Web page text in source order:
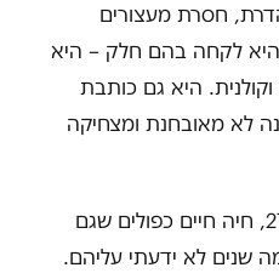
חסרת מעצורים
לקחה בהם חלק – היא
היא גם כותבת
לא מאובחנת ומצחיקה
מתחת לכל זה, שיר, בת 27, חיה חיים כפולים שגם
שנים לא ידעתי עליהם.